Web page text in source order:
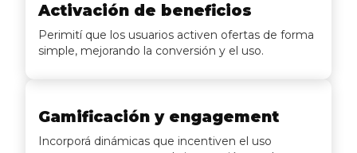
Activación de beneficios
Perimití que los usuarios activen ofertas de forma
simple, mejorando la conversión y el uso.
Gamificación y engagement
Incorporá dinámicas que incentiven el uso